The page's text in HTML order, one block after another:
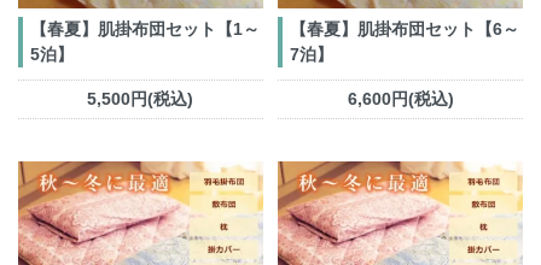
【春夏】肌掛布団セット【1～
5泊】
5,500円(税込)
【春夏】肌掛布団セット【6～
7泊】
6,600円(税込)